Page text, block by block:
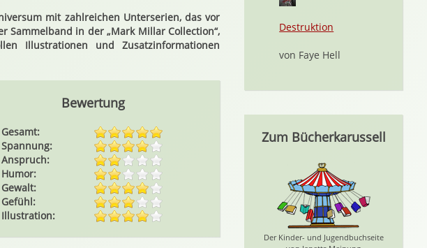
mit zahlreichen Unterserien, das vor
Sammelband in der „Mark Millar Collection“,
Illustrationen und Zusatzinformationen
Bewertung
Gesamt:
Spannung:
Anspruch:
Humor:
Gewalt:
Gefühl:
Illustration:
Destruktion
von Faye Hell
Zum Bücherkarussell
Der Kinder- und Jugendbuchseite